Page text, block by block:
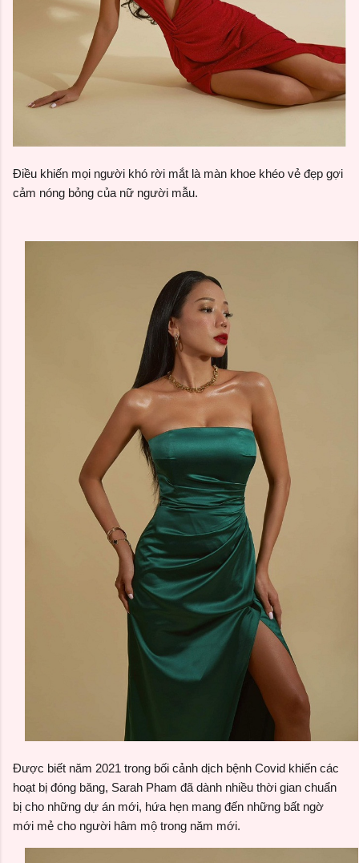
Điều khiến mọi người khó rời mắt là màn khoe khéo vẻ đẹp gợi
cảm nóng bỏng của nữ người mẫu.
Được biết năm 2021 trong bối cảnh dịch bệnh Covid khiến các
hoạt bị đóng băng, Sarah Pham đã dành nhiều thời gian chuẩn
bị cho những dự án mới, hứa hẹn mang đến những bất ngờ
mới mẻ cho người hâm mộ trong năm mới.